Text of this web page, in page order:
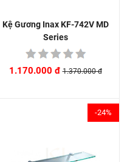
Kệ Gương Inax KF-742V MD
Series
1.170.000 đ 1.370.000 đ
-24%